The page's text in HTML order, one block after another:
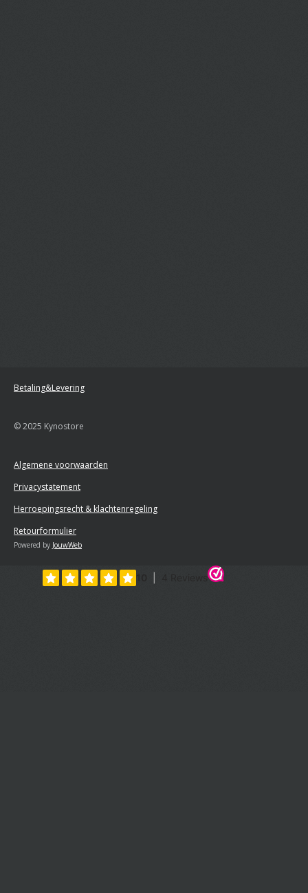
Betaling&Levering
© 2025 Kynostore
Algemene voorwaarden
Privacystatement
Herroepingsrecht & klachtenregeling
Retourformulier
Powered by JouwWeb